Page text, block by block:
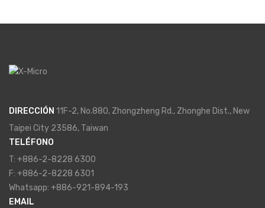
DIRECCIÓN 11F-2, No.880, Zhongzheng Rd., Zhonghe Dist., New
Taipei City 23586, Taiwan
TELÉFONO
T: +886-2-8228 6300
F: +886-2-8228 6301
Whatsapp: +886-921-894-193
EMAIL